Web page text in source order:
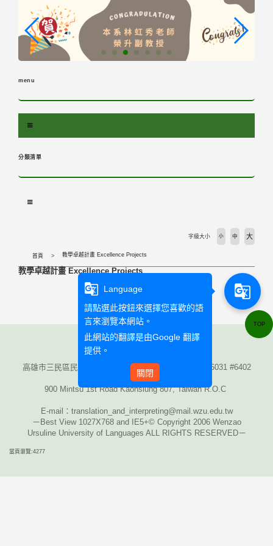
menu
分類清單
首頁 教學卓越計畫 Excellence Projects
字級大小 小 中 大
教學卓越計畫 Excellence Projects
高雄市三民區民族一路900號 至善樓4樓 Tel：
(07)342-6031 #6402
(07)310-8817
900 Mintsu 1st Road Kaohsiung 807, Taiwan R.O.C
E-mail ：translation_and_interpreting@mail.wzu.edu.tw
－Best View 1027X768 and IE5+© Copyright 2006 Wenzao
Ursuline University of Languages ALL RIGHTS RESERVED－
當頁瀏覽:4277
TOP
g_translate
Language
請點選此按鈕來選擇您喜歡的語
言來瀏覽本網站。
此網站的翻譯是由Google 翻譯
提供。
關閉
g_translate